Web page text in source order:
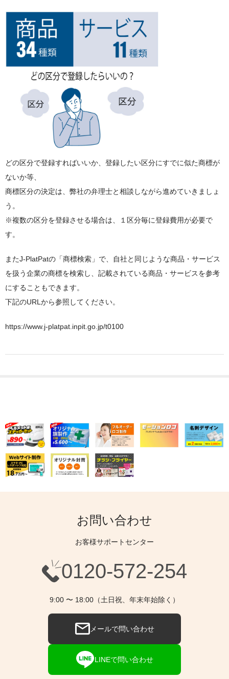
どの区分で登録すればいいか、登録したい区分にすでに似た商標が
ないか等、
商標区分の決定は、弊社の弁理士と相談しながら進めていきましょ
う。
※複数の区分を登録させる場合は、１区分毎に登録費用が必要で
す。
またJ-PlatPatの「商標検索」で、自社と同じような商品・サービス
を扱う企業の商標を検索し、記載されている商品・サービスを参考
にすることもできます。
下記のURLから参照してください。
https://www.j-platpat.inpit.go.jp/t0100
お問い合わせ
お客様サポートセンター
0120-572-254
9:00 〜 18:00（土日祝、年末年始除く）
メールで問い合わせ
LINEで問い合わせ